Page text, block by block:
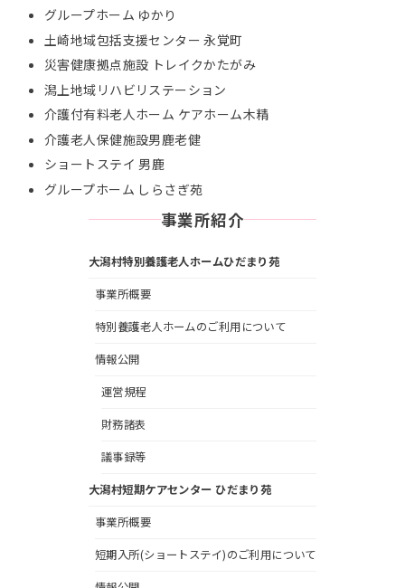
グループホーム ゆかり
土崎地域包括支援センター 永覚町
災害健康拠点施設 トレイクかたがみ
潟上地域リハビリステーション
介護付有料老人ホーム ケアホーム木精
介護老人保健施設男鹿老健
ショートステイ 男鹿
グループホーム しらさぎ苑
事業所紹介
大潟村特別養護老人ホームひだまり苑
事業所概要
特別養護老人ホームのご利用について
情報公開
運営規程
財務諸表
議事録等
大潟村短期ケアセンター ひだまり苑
事業所概要
短期入所(ショートステイ)のご利用について